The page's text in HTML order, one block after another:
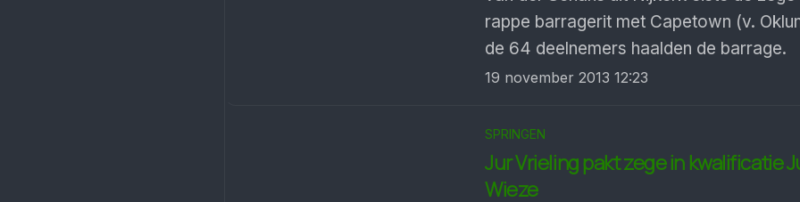
rappe barragerit met Capetown (v.
de 64 deelnemers haalden de barrage.
19 november 2013 12:23
SPRINGEN
Jur Vrieling pakt zege in kwalificatie
Wieze